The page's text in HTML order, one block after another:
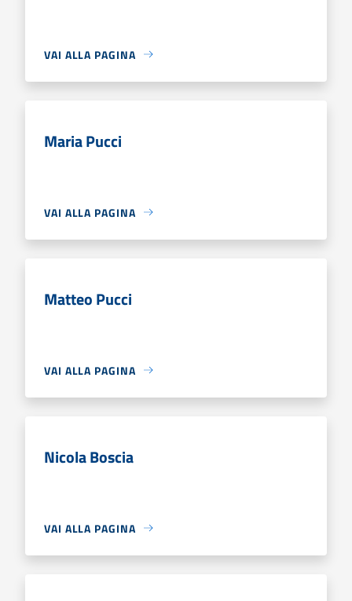
VAI ALLA PAGINA
Maria Pucci
VAI ALLA PAGINA
Matteo Pucci
VAI ALLA PAGINA
Nicola Boscia
VAI ALLA PAGINA